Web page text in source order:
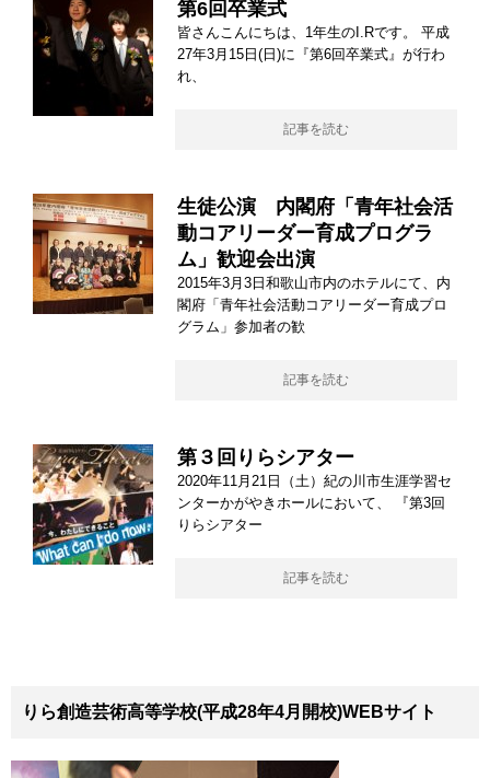
第6回卒業式
皆さんこんにちは、1年生のI.Rです。 平成
27年3月15日(日)に『第6回卒業式』が行わ
れ、
記事を読む
生徒公演 内閣府「青年社会活
動コアリーダー育成プログラ
ム」歓迎会出演
2015年3月3日和歌山市内のホテルにて、内
閣府「青年社会活動コアリーダー育成プロ
グラム」参加者の歓
記事を読む
第３回りらシアター
2020年11月21日（土）紀の川市生涯学習セ
ンターかがやきホールにおいて、 『第3回
りらシアター
記事を読む
りら創造芸術高等学校(平成28年4月開校)WEBサイト